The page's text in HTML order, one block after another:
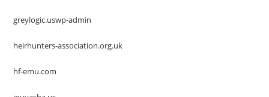
greylogic.uswp-admin
heirhunters-association.org.uk
hf-emu.com